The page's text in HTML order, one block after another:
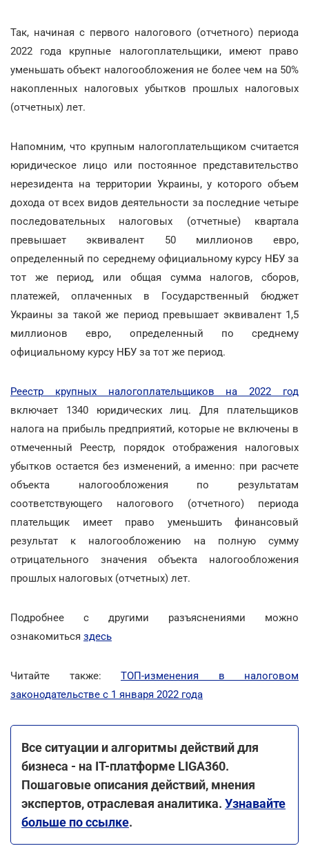
Так, начиная с первого налогового (отчетного) периода
2022 года крупные налогоплательщики, имеют право
уменьшать объект налогообложения не более чем на 50%
накопленных налоговых убытков прошлых налоговых
(отчетных) лет.
Напомним, что крупным налогоплательщиком считается
юридическое лицо или постоянное представительство
нерезидента на территории Украины, у которого объем
дохода от всех видов деятельности за последние четыре
последовательных налоговых (отчетные) квартала
превышает эквивалент 50 миллионов евро,
определенный по середнему официальному курсу НБУ за
тот же период, или общая сумма налогов, сборов,
платежей, оплаченных в Государственный бюджет
Украины за такой же период превышает эквивалент 1,5
миллионов евро, определенный по среднему
официальному курсу НБУ за тот же период.
Реестр крупных налогоплательщиков на 2022 год
включает 1340 юридических лиц. Для плательщиков
налога на прибыль предприятий, которые не включены в
отмеченный Реестр, порядок отображения налоговых
убытков остается без изменений, а именно: при расчете
объекта налогообложения по результатам
соответствующего налогового (отчетного) периода
плательщик имеет право уменьшить финансовый
результат к налогообложению на полную сумму
отрицательного значения объекта налогообложения
прошлых налоговых (отчетных) лет.
Подробнее с другими разъяснениями можно
ознакомиться здесь
Читайте также: ТОП-изменения в налоговом
законодательстве с 1 января 2022 года
Все ситуации и алгоритмы действий для
бизнеса - на ІТ-платформе LIGA360.
Пошаговые описания действий, мнения
экспертов, отраслевая аналитика. Узнавайте
больше по ссылке.